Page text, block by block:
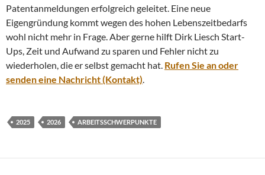
Patentanmeldungen erfolgreich geleitet. Eine neue
Eigengründung kommt wegen des hohen Lebenszeitbedarfs
wohl nicht mehr in Frage. Aber gerne hilft Dirk Liesch Start-
Ups, Zeit und Aufwand zu sparen und Fehler nicht zu
wiederholen, die er selbst gemacht hat. Rufen Sie an oder
senden eine Nachricht (Kontakt)
2025 2026 ARBEITSSCHWERPUNKTE